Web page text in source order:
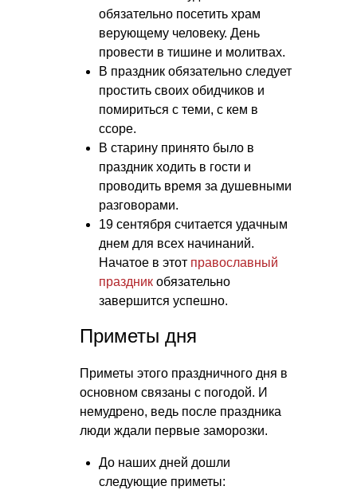
обязательно посетить храм
верующему человеку. День
провести в тишине и молитвах.
В праздник обязательно следует
простить своих обидчиков и
помириться с теми, с кем в
ссоре.
В старину принято было в
праздник ходить в гости и
проводить время за душевными
разговорами.
19 сентября считается удачным
днем для всех начинаний.
Начатое в этот православный
праздник обязательно
завершится успешно.
Приметы дня
Приметы этого праздничного дня в
основном связаны с погодой. И
немудрено, ведь после праздника
люди ждали первые заморозки.
До наших дней дошли
следующие приметы: